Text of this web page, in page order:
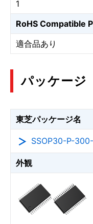
1
RoHS Compatible
適合品あり
パッケージ
東芝パッケージ名
SSOP30-P-
外観